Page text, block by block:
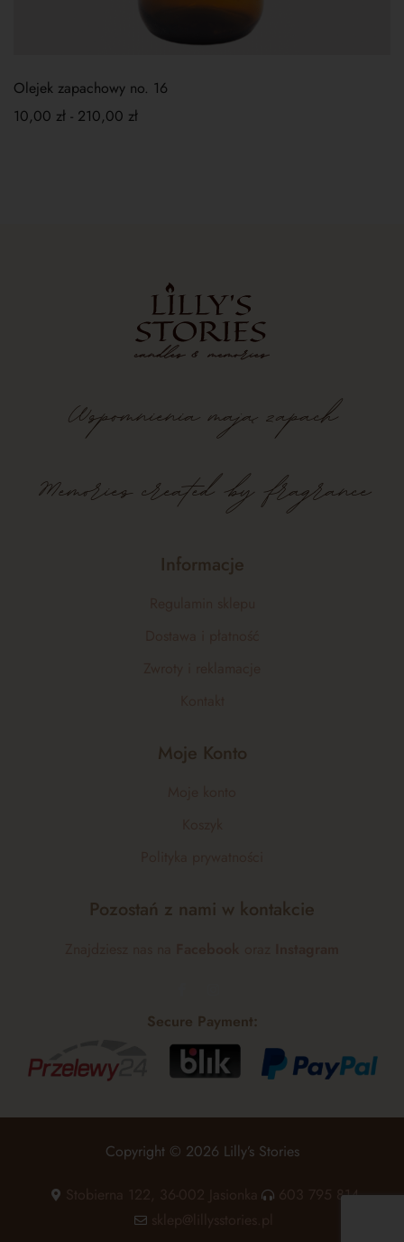
Olejek zapachowy no. 16
10,00 zł - 210,00 zł
Wspomnieniamajązapach
Memories created by fragrance
Informacje
Moje Konto
Pozostań z nami w kontakcie
Secure Payment:
Copyright © 2026 Lilly’s Stories
603 795 814